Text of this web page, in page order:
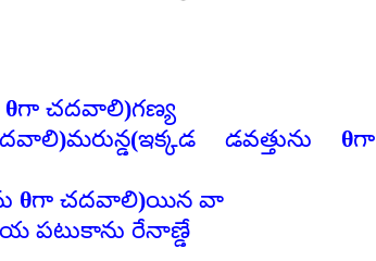
θగా చదవాలి)గణ్య
డవత్తును θగా
θగా చదవాలి)యిన వా
పటుకాను రేనాణ్డే